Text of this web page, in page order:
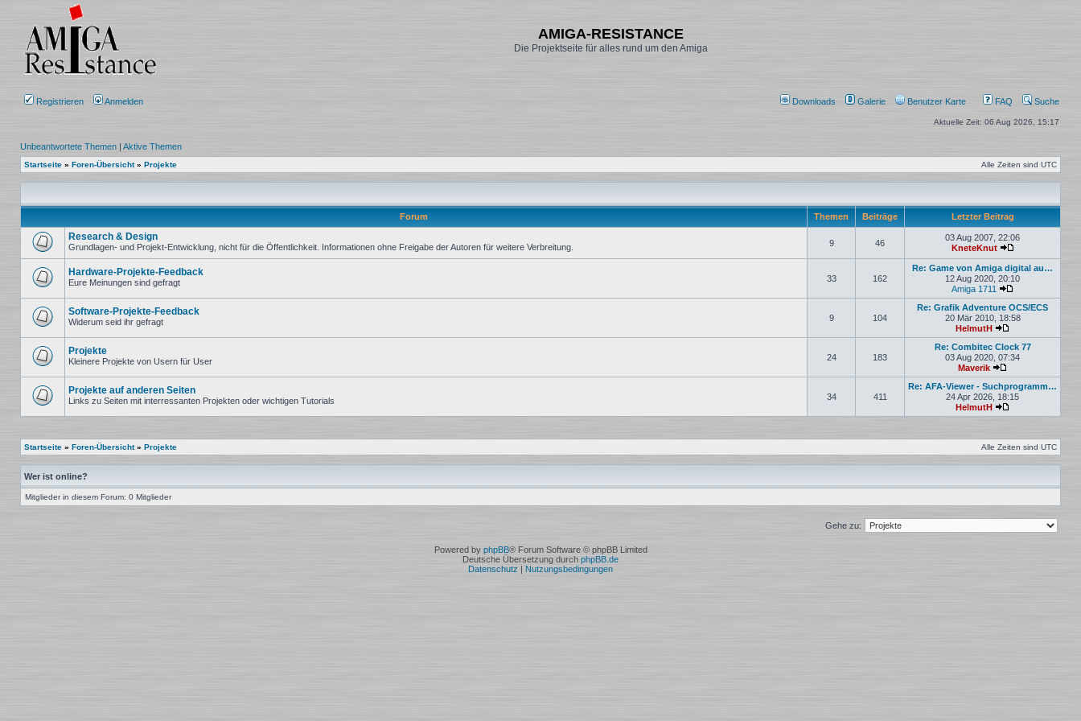
AMIGA-RESISTANCE
Die Projektseite für alles rund um den Amiga
Registrieren Anmelden Downloads Galerie Benutzer Karte FAQ Suche
Aktuelle Zeit: 06 Aug 2026, 15:17
Unbeantwortete Themen | Aktive Themen
Startseite » Foren-Übersicht» Projekte Alle Zeiten sind UTC
Forum Themen Beiträge Letzter Beitrag
Beiträge
Research & Design
Grundlagen- und Projekt-Entwicklung, nicht für die Öffentlichkeit. Informationen ohne Freigabe der Autoren für weitere Verbreitung. 9 46
03 Aug 2007, 22:06
KneteKnut
ungelesenen
Beiträge
Hardware-Projekte-Feedback
Eure Meinungen sind gefragt 33 162
Re: Game von Amiga digital au…
12 Aug 2020, 20:10
Amiga 1711
Neuester Beitrag
ungelesenen
Beiträge
Software-Projekte-Feedback
Widerum seid ihr gefragt 9 104
Re: Grafik Adventure OCS/ECS
20 Mär 2010, 18:58
HelmutH
Neuester Beitrag
ungelesenen
Beiträge
Projekte
Kleinere Projekte von Usern für User 24 183
Re: Combitec Clock 77
03 Aug 2020, 07:34
Maverik
Neuester Beitrag
ungelesenen
Projekte auf anderen Seiten
Links zu Seiten mit interressanten Projekten oder wichtigen Tutorials 34 411
Re: AFA-Viewer - Suchprogramm…
24 Apr 2026, 18:15
HelmutH
Neuester Beitrag
Startseite » Foren-Übersicht» Projekte Alle Zeiten sind UTC
Wer ist online?
Mitglieder in diesem Forum: 0 Mitglieder
Gehe zu:
Powered by phpBB® Forum Software © phpBB Limited
Deutsche Übersetzung durch phpBB.de
Datenschutz | Nutzungsbedingungen